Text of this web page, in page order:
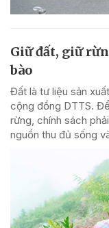
Giữ đất, giữ
bào
Đất là tư liệu sản
cộng đồng DTTS.
rừng, chính sách
nguồn thu đủ sống